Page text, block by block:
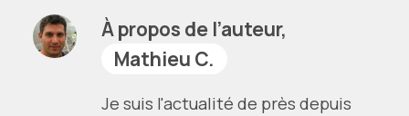
À propos de l’auteur,
Mathieu C.
Je suis l'actualité de près depuis